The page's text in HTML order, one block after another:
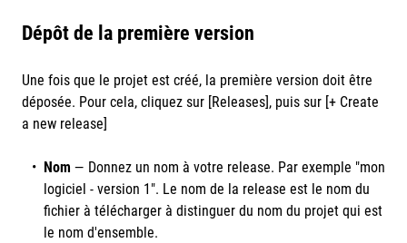
Dépôt de la première version
Une fois que le projet est créé, la première version doit être
déposée. Pour cela, cliquez sur [Releases], puis sur [+ Create
a new release]
Nom — Donnez un nom à votre release. Par exemple "mon
logiciel - version 1". Le nom de la release est le nom du
fichier à télécharger à distinguer du nom du projet qui est
le nom d'ensemble.